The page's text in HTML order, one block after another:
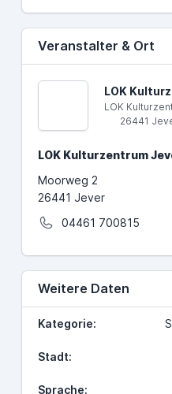
Veranstalter & Ort
LOK
LOK
26441
LOK Kulturzentrum
Moorweg 2
26441 Jever
04461 700815
Weitere Daten
Kategorie:
Stadt:
Sprache: